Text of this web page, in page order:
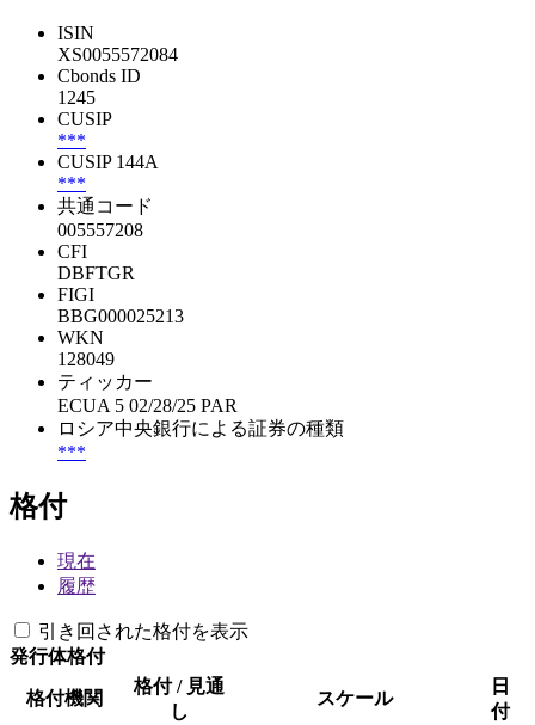
ISIN
XS0055572084
Cbonds ID
1245
CUSIP
***
CUSIP 144A
***
共通コード
005557208
CFI
DBFTGR
FIGI
BBG000025213
WKN
128049
ティッカー
ECUA 5 02/28/25 PAR
ロシア中央銀行による証券の種類
***
格付
現在
履歴
引き回された格付を表示
発行体格付
格付機関
格付 / 見通
し
スケール
日
付